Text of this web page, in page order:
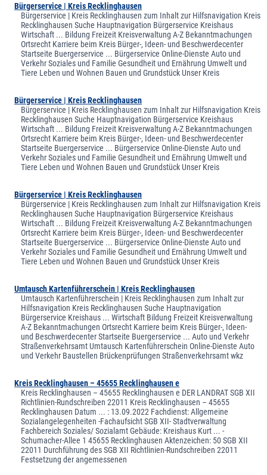
Bürgerservice | Kreis Recklinghausen
Bürgerservice | Kreis Recklinghausen zum Inhalt zur Hilfsnavigation Kreis
Recklinghausen Suche Hauptnavigation Bürgerservice Kreishaus
Wirtschaft ... Bildung Freizeit Kreisverwaltung A-Z Bekanntmachungen
Ortsrecht Karriere beim Kreis Bürger-, Ideen- und Beschwerdecenter
Startseite Buergerservice ... Bürgerservice Online-Dienste Auto und
Verkehr Soziales und Familie Gesundheit und Ernährung Umwelt und
Tiere Leben und Wohnen Bauen und Grundstück Unser Kreis
Bürgerservice | Kreis Recklinghausen
Bürgerservice | Kreis Recklinghausen zum Inhalt zur Hilfsnavigation Kreis
Recklinghausen Suche Hauptnavigation Bürgerservice Kreishaus
Wirtschaft ... Bildung Freizeit Kreisverwaltung A-Z Bekanntmachungen
Ortsrecht Karriere beim Kreis Bürger-, Ideen- und Beschwerdecenter
Startseite Buergerservice ... Bürgerservice Online-Dienste Auto und
Verkehr Soziales und Familie Gesundheit und Ernährung Umwelt und
Tiere Leben und Wohnen Bauen und Grundstück Unser Kreis
Bürgerservice | Kreis Recklinghausen
Bürgerservice | Kreis Recklinghausen zum Inhalt zur Hilfsnavigation Kreis
Recklinghausen Suche Hauptnavigation Bürgerservice Kreishaus
Wirtschaft ... Bildung Freizeit Kreisverwaltung A-Z Bekanntmachungen
Ortsrecht Karriere beim Kreis Bürger-, Ideen- und Beschwerdecenter
Startseite Buergerservice ... Bürgerservice Online-Dienste Auto und
Verkehr Soziales und Familie Gesundheit und Ernährung Umwelt und
Tiere Leben und Wohnen Bauen und Grundstück Unser Kreis
Umtausch Kartenführerschein | Kreis Recklinghausen
Umtausch Kartenführerschein | Kreis Recklinghausen zum Inhalt zur
Hilfsnavigation Kreis Recklinghausen Suche Hauptnavigation
Bürgerservice Kreishaus ... Wirtschaft Bildung Freizeit Kreisverwaltung
A-Z Bekanntmachungen Ortsrecht Karriere beim Kreis Bürger-, Ideen-
und Beschwerdecenter Startseite Buergerservice ... Auto und Verkehr
Straßenverkehrsamt Umtausch Kartenführerschein Online-Dienste Auto
und Verkehr Baustellen Brückenprüfungen Straßenverkehrsamt wkz
Kreis Recklinghausen – 45655 Recklinghausen e
Kreis Recklinghausen – 45655 Recklinghausen e DER LANDRAT SGB XII
Richtlinien-Rundschreiben 22011 Kreis Recklinghausen – 45655
Recklinghausen Datum ... : 13.09.2022 Fachdienst: Allgemeine
Sozialangelegenheiten -Fachaufsicht SGB XII- Stadtverwaltung
Fachbereich Soziales/ Sozialamt Gebäude: Kreishaus Kurt ... -
Schumacher-Allee 1 45655 Recklinghausen Aktenzeichen: 50 SGB XII
22011 Durchführung des SGB XII Richtlinien-Rundschreiben 22011
Festsetzung der angemessenen